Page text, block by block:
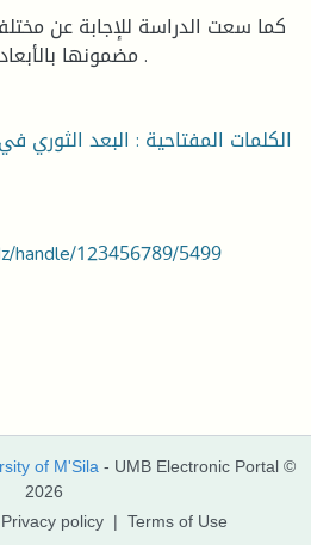
كما سعت الدراسة للإجابة عن
مضمونها بالأبعاد الثورية في العمل الأدبي .
الكلمات المفتاحية : البعد
handle/123456789/5499
of M'Sila - UMB Electronic Portal ©
2026
Privacy policy | Terms of Use